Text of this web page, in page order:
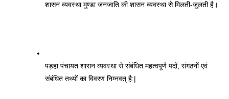
शासन व्यवस्था मुण्डा जनजाति की शासन व्यवस्था से मिलती-जुलती है।
पड़हा पंचायत शासन व्यवस्था से संबंधित महत्वपूर्ण पदों, संगठनों एवं
संबंधित तथ्यों का विवरण निम्नवत् है:|